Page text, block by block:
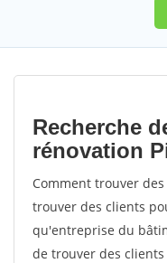
Recherche
rénovation
Comment trouver
trouver des clients
qu'entreprise du
de trouver des